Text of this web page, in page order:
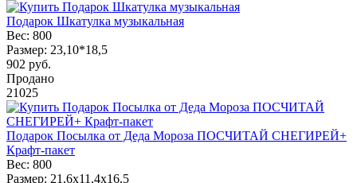
Подарок Шкатулка музыкальная
Вес: 800
Размер: 23,10*18,5
902 руб.
Продано
21025
Подарок Посылка от Деда Мороза ПОСЧИТАЙ СНЕГИРЕЙ+
Крафт-пакет
Вес: 800
Размер: 21,6х11,4х16,5